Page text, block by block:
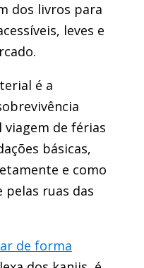
dos livros para
leves e
é a
de férias
básicas,
e como
ruas das
de forma